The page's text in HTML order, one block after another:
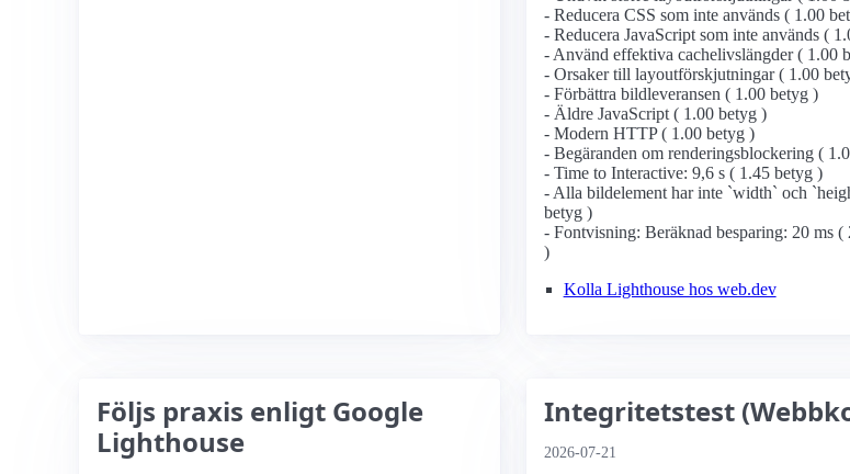
- Reducera CSS som inte används ( 1.00
- Reducera JavaScript som inte används (
- Använd effektiva cachelivslängder ( 1.00
- Orsaker till layoutförskjutningar ( 1.00
- Förbättra bildleveransen ( 1.00 betyg )
- Äldre JavaScript ( 1.00 betyg )
- Modern HTTP ( 1.00 betyg )
- Begäranden om renderingsblockering (
- Time to Interactive: 9,6 s ( 1.45 betyg )
- Alla bildelement har inte `width` och
betyg )
- Fontvisning: Beräknad besparing: 20 ms (
)
Kolla Lighthouse hos web.dev
Följs praxis enligt Google
Lighthouse
Integritetstest
2026-07-21